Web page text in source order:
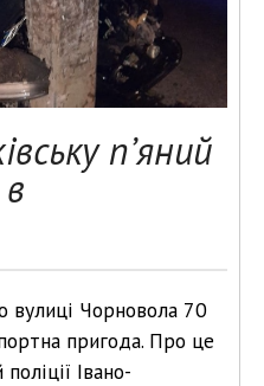
п’яний
вулиці Чорновола 70
пригода. Про це
Івано-